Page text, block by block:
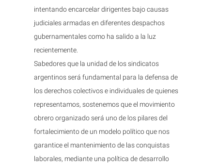
intentando encarcelar dirigentes bajo causas
judiciales armadas en diferentes despachos
gubernamentales como ha salido a la luz
recientemente.
Sabedores que la unidad de los sindicatos
argentinos será fundamental para la defensa de
los derechos colectivos e individuales de quienes
representamos, sostenemos que el movimiento
obrero organizado será uno de los pilares del
fortalecimiento de un modelo político que nos
garantice el mantenimiento de las conquistas
laborales, mediante una política de desarrollo